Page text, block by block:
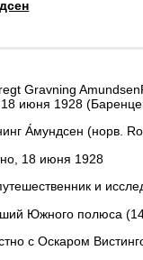
Gravning
18 июня 1928
А́мундсен (норв.
18 июня 1928
и
Южного полюса (14
с Оскаром